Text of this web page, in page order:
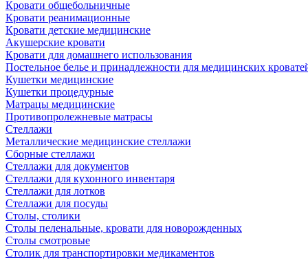
Кровати общебольничные
Кровати реанимационные
Кровати детские медицинские
Акушерские кровати
Кровати для домашнего использования
Постельное белье и принадлежности для медицинских
Кушетки медицинские
Кушетки процедурные
Матрацы медицинские
Противопролежневые матрасы
Стеллажи
Металлические медицинские стеллажи
Сборные стеллажи
Стеллажи для документов
Стеллажи для кухонного инвентаря
Стеллажи для лотков
Стеллажи для посуды
Столы, столики
Столы пеленальные, кровати для новорожденных
Столы смотровые
Столик для транспортировки медикаментов